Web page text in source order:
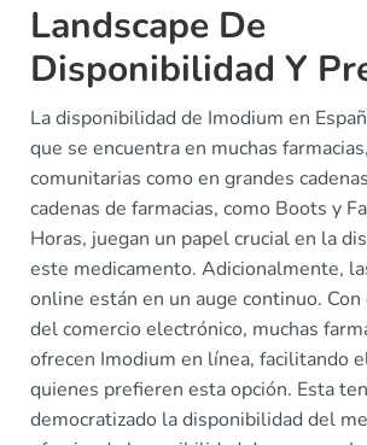
Landscape De
Disponibilidad Y
La disponibilidad de Imodium en
que se encuentra en muchas
comunitarias como en grandes
cadenas de farmacias, como Boots y
Horas, juegan un papel crucial en la
este medicamento. Adicionalmente,
online están en un auge continuo.
del comercio electrónico, muchas
ofrecen Imodium en línea, facilitando
quienes prefieren esta opción. Esta
democratizado la disponibilidad del